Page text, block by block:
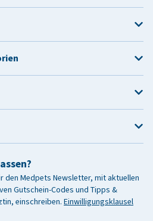
den Medpets Newsletter, mit aktuellen
Gutschein-Codes und Tipps &
einschreiben. Einwilligungsklausel